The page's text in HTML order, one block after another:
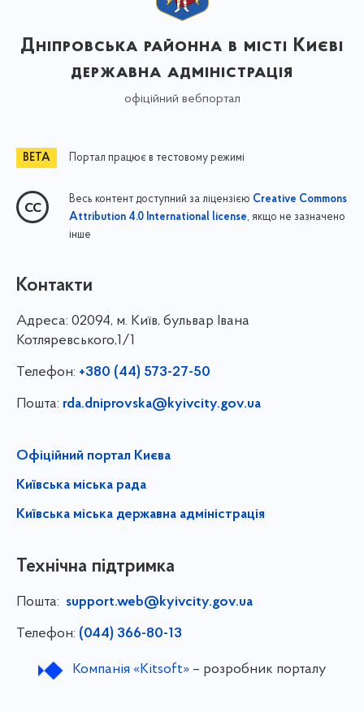
Дніпровська районна в місті Києві
державна адміністрація
офіційний вебпортал
Портал працює в тестовому режимі
Весь контент доступний за ліцензією Creative Commons
Attribution 4.0 International license, якщо не зазначено
інше
Контакти
Адреса: 02094, м. Київ, бульвар Івана
Котляревського,1/1
Телефон: +380 (44) 573-27-50
Пошта: rda.dniprovska@kyivcity.gov.ua
Офіційний портал Києва
Київська міська рада
Київська міська державна адміністрація
Технічна підтримка
Пошта: support.web@kyivcity.gov.ua
Телефон: (044) 366-80-13
Компанія «Kitsoft»– розробник порталу